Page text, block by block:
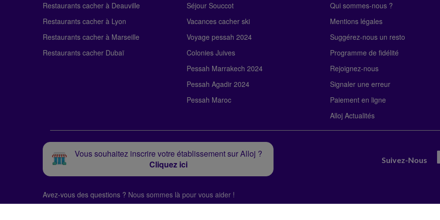
Restaurants cacher à Deauville
Restaurants cacher à Lyon
Restaurants cacher à Marseille
Restaurants cacher Dubaï
Séjour Souccot
Vacances cacher ski
Voyage pessah 2024
Colonies Juives
Pessah Marrakech 2024
Pessah Agadir 2024
Pessah Maroc
Qui sommes-nous ?
Mentions légales
Suggérez-nous un resto
Programme de fidélité
Rejoignez-nous
Signaler une erreur
Paiement en ligne
Alloj Actualités
Vous souhaitez inscrire votre établissement sur Alloj ?
Cliquez ici
Suivez-Nous
Avez-vous des questions ? Nous sommes là pour vous aider !
© Alloj.2024 Tous droits réservés